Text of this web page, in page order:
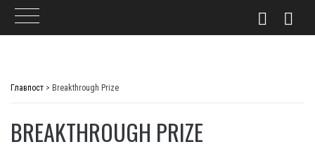
Главпост > Breakthrough Prize
BREAKTHROUGH PRIZE